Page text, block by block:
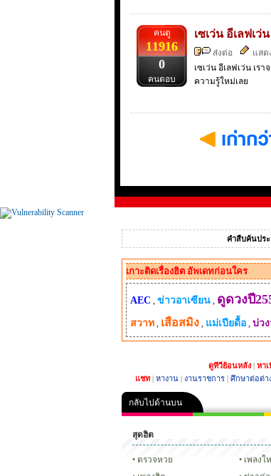
คนดู
11916
0
คนตอบ
เซเว่น อีเลฟเ
ส่งต่อ แสด
เซเว่น อีเลฟเว่น เร
ความรู้ใหม่เลย
คำสืบค้นปร
เกาะติดเรื่องฮิต อัพเดทก่อนใคร
AEC , ข่าวอาเซียน, ดูดวงปี
สวาท, เสือสมิง, แม่เปียดื้อ, บ่ว
ดูทีวีย้อนหลัง| หา
แชท | หางาน | งานราชการ | ศึกษาต่อต่า
กลับไปด้านบน
คลิป ภาพ
สุดฮิต
ตรวจหวย
เพลงใ